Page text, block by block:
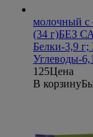
молочный с
(34 г)БЕЗ
Белки-3,9
Углеводы-
125Цена
В корзину